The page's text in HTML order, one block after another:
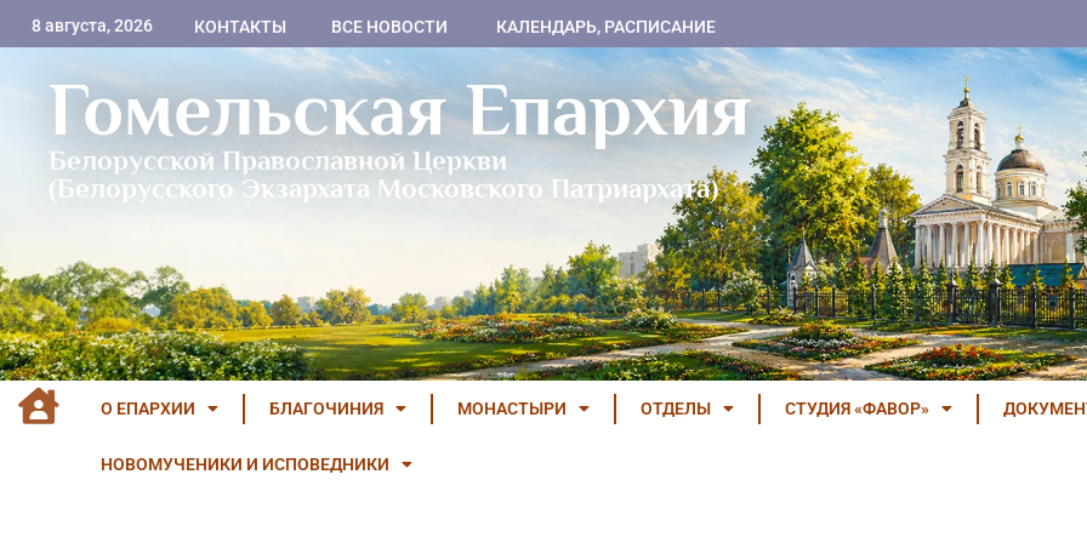
8 августа, 2026 КОНТАКТЫ ВСЕ НОВОСТИ КАЛЕНДАРЬ, РАСПИСАНИЕ
Гомельская Епархия
Белорусской Православной Церкви
(Белорусского Экзархата Московского Патриархата)
О ЕПАРХИИ БЛАГОЧИНИЯ МОНАСТЫРИ ОТДЕЛЫ СТУДИЯ «ФАВОР»
НОВОМУЧЕНИКИ И ИСПОВЕДНИКИ